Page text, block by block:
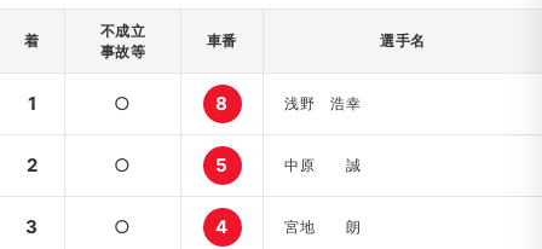
着
不成立
事故等
車番 選手名
1 ○ 8 浅野 浩幸
2 ○ 5 中原 誠
3 ○ 4 宮地 朗